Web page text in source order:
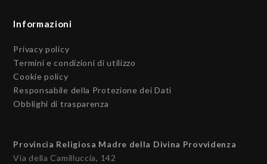
Informazioni
Privacy policy
Termini e condizioni di utilizzo
Cookie policy
Responsabile della Protezione dei Dati
Obblighi di trasparenza
Provincia Religiosa Madre della Divina Provvidenza
Via della Camilluccia, 142